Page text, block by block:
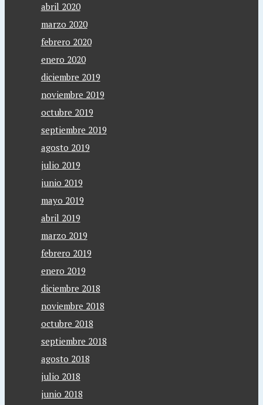
abril 2020
marzo 2020
febrero 2020
enero 2020
diciembre 2019
noviembre 2019
octubre 2019
septiembre 2019
agosto 2019
julio 2019
junio 2019
mayo 2019
abril 2019
marzo 2019
febrero 2019
enero 2019
diciembre 2018
noviembre 2018
octubre 2018
septiembre 2018
agosto 2018
julio 2018
junio 2018